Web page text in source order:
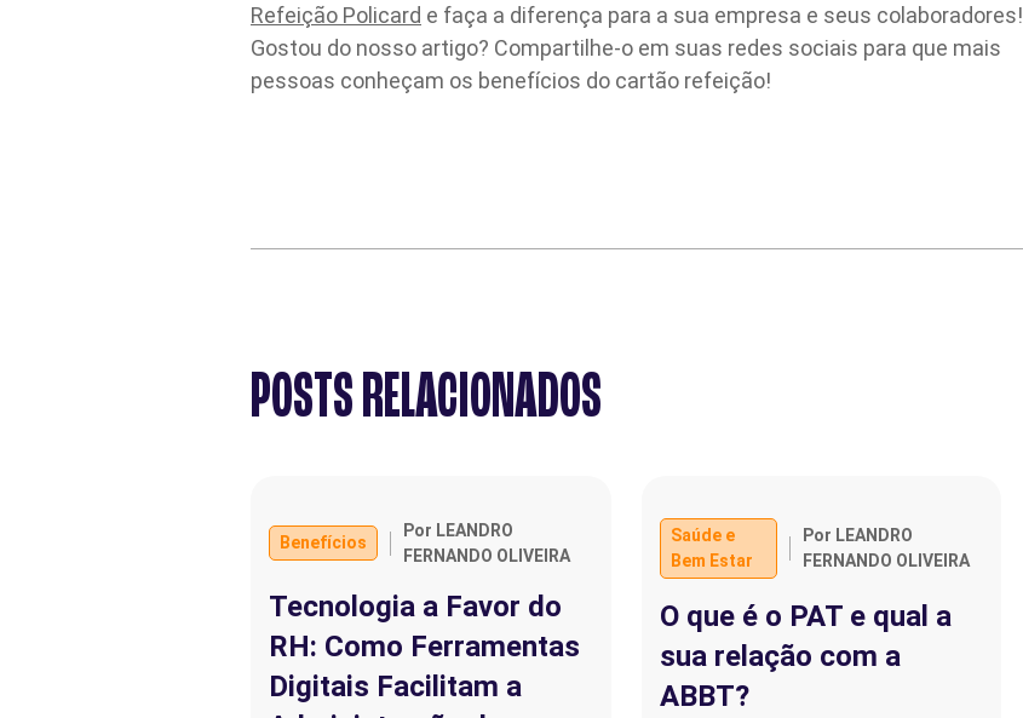
Refeição Policard e faça a diferença para a sua empresa e seus colaboradores!
Gostou do nosso artigo? Compartilhe-o em suas redes sociais para que mais
pessoas conheçam os benefícios do cartão refeição!
POSTS RELACIONADOS
Benefícios
Por LEANDRO
FERNANDO OLIVEIRA
Tecnologia a Favor do
RH: Como Ferramentas
Digitais Facilitam a
Saúde e
Bem Estar
Por LEANDRO
FERNANDO OLIVEIRA
O que é o PAT e qual a
sua relação com a
ABBT?